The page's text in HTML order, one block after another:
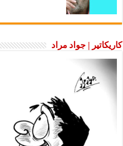
كاريكاتير | جواد مراد